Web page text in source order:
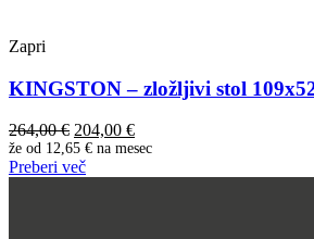
Zapri
KINGSTON – zložljivi stol
264,00€ Izvirna
cena
je
204,00 €Trenutna
cena
že od 12,65 € na mesec
Preberi več